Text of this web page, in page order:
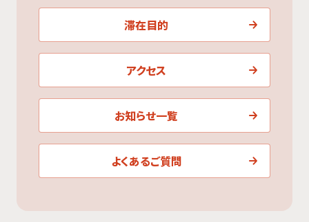
滞在目的
アクセス
お知らせ一覧
よくあるご質問